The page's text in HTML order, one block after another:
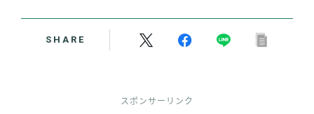
SHARE
スポンサーリンク